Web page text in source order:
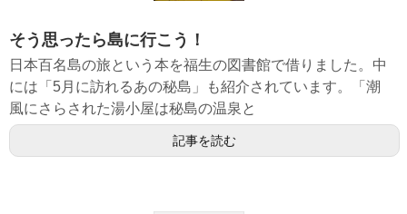
そう思ったら島に行こう！
日本百名島の旅という本を福生の図書館で借りました。中
には「5月に訪れるあの秘島」も紹介されています。「潮
風にさらされた湯小屋は秘島の温泉と
記事を読む